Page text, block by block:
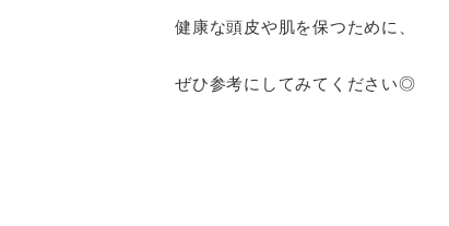
健康な頭皮や肌を保つために、
ぜひ参考にしてみてください◎